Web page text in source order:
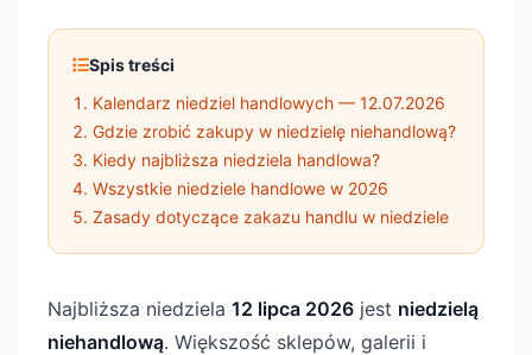
Spis treści
Kalendarz niedziel handlowych — 12.07.2026
Gdzie zrobić zakupy w niedzielę niehandlową?
Kiedy najbliższa niedziela handlowa?
Wszystkie niedziele handlowe w 2026
Zasady dotyczące zakazu handlu w niedziele
Najbliższa niedziela 12 lipca 2026 jest niedzielą
niehandlową. Większość sklepów, galerii i